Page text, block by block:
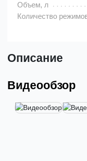
Объем, л
Количество
Описание
Видеообзор